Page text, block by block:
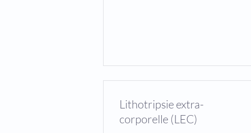
Lithotripsie extra-
corporelle (LEC)